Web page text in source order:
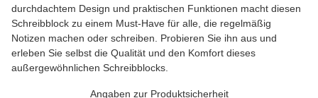
durchdachtem Design und praktischen Funktionen macht diesen
Schreibblock zu einem Must-Have für alle, die regelmäßig
Notizen machen oder schreiben. Probieren Sie ihn aus und
erleben Sie selbst die Qualität und den Komfort dieses
außergewöhnlichen Schreibblocks.
Angaben zur Produktsicherheit